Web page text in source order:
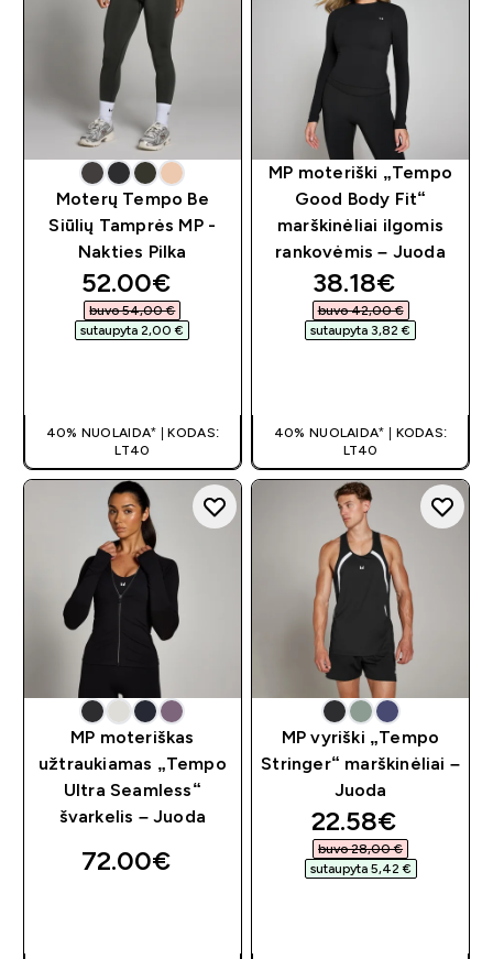
Moterų Tempo Be
Siūlių Tamprės MP -
Nakties Pilka
discounted price
52.00€‎
buvo 54,00 €‎
sutaupyta 2,00 €‎
40% NUOLAIDA* | KODAS:
LT40
MP moteriški „Tempo
Good Body Fit“
marškinėliai ilgomis
rankovėmis – Juoda
discounted
38.18€‎
buvo 42,00 €‎
sutaupyta 3,82 €‎
40% NUOLAIDA* | KODAS:
LT40
MP moteriškas
užtraukiamas „Tempo
Ultra Seamless“
švarkelis – Juoda
72.00€‎
MP vyriški „Tempo
Stringer“ marškinėliai –
Juoda
discounted
22.58€‎
buvo 28,00 €‎
sutaupyta 5,42 €‎